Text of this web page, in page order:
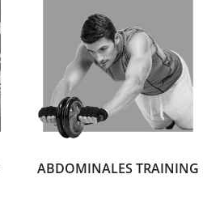
ABDOMINALES TRAINING